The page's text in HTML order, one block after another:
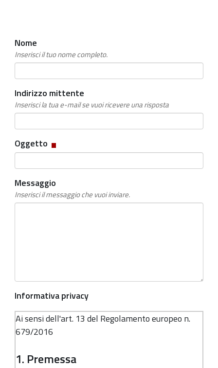
Nome
Inserisci il tuo nome completo.
Indirizzo mittente
Inserisci la tua e-mail se vuoi ricevere una risposta
Oggetto Campo
obbligatorio
Messaggio
Inserisci il messaggio che vuoi inviare.
Informativa privacy
Ai sensi dell'art. 13 del Regolamento europeo n.
679/2016
1. Premessa